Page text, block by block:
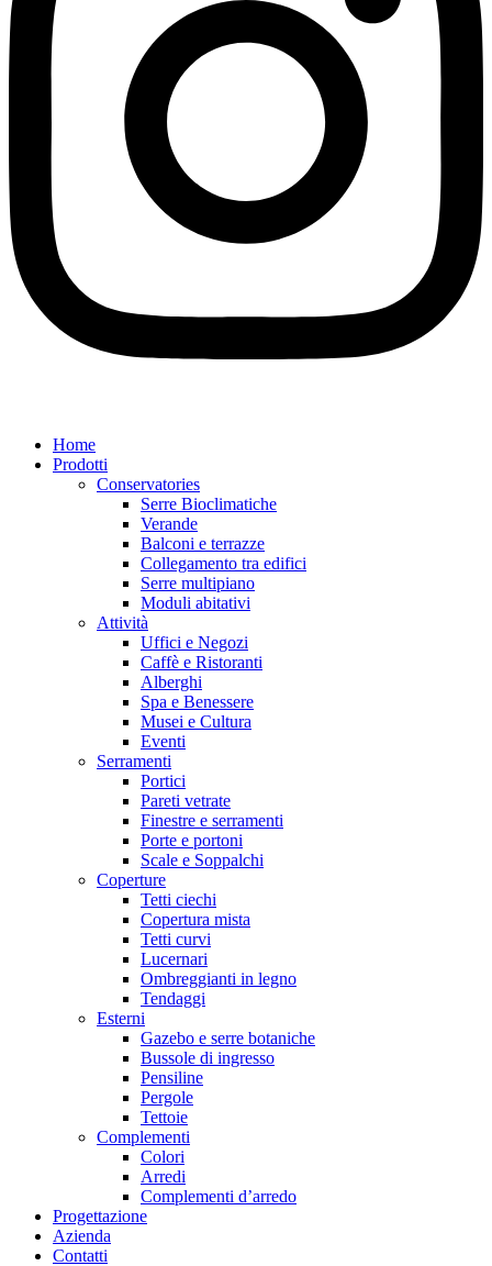
Home
Prodotti
Conservatories
Serre Bioclimatiche
Verande
Balconi e terrazze
Collegamento tra edifici
Serre multipiano
Moduli abitativi
Attività
Uffici e Negozi
Caffè e Ristoranti
Alberghi
Spa e Benessere
Musei e Cultura
Eventi
Serramenti
Portici
Pareti vetrate
Finestre e serramenti
Porte e portoni
Scale e Soppalchi
Coperture
Tetti ciechi
Copertura mista
Tetti curvi
Lucernari
Ombreggianti in legno
Tendaggi
Esterni
Gazebo e serre botaniche
Bussole di ingresso
Pensiline
Pergole
Tettoie
Complementi
Colori
Arredi
Complementi d’arredo
Progettazione
Azienda
Contatti